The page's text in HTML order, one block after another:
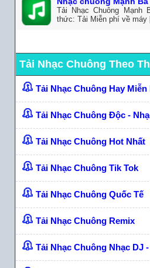
Tải Nhạc Chuông Mạnh
thức: Tải Miễn phí về
Tải Nhạc Chuông Theo
Tải Nhạc Chuông Hay Miễn
Tải Nhạc Chuông Độc -
Tải Nhạc Chuông Hot Nhất
Tải Nhạc Chuông Tik Tok
Tải Nhạc Chuông Quốc Tế
Tải Nhạc Chuông Remix
Tải Nhạc Chuông Nhạc DJ